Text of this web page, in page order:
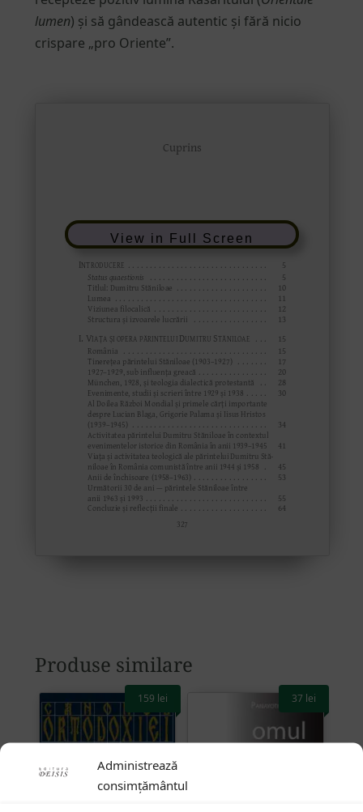
Administrează
consimțământul
lumen) și să gândească autentic și fără nicio
crispare „pro Oriente”.
View in Full Screen
Produse similare
159 lei 37 lei